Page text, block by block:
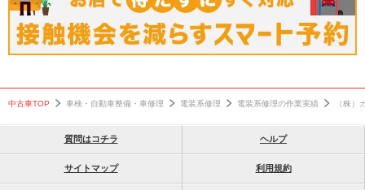
中古車TOP 車検・自動車整備・車修理 電装系修理 電装系修理の作業実績 （株）
質問はコチラ ヘルプ
サイトマップ 利用規約